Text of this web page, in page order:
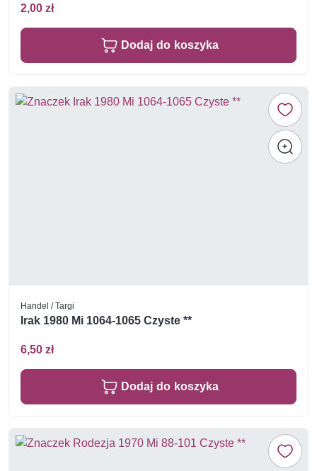
2,00 zł
Dodaj do koszyka
Handel / Targi
Irak 1980 Mi 1064-1065 Czyste **
6,50 zł
Dodaj do koszyka